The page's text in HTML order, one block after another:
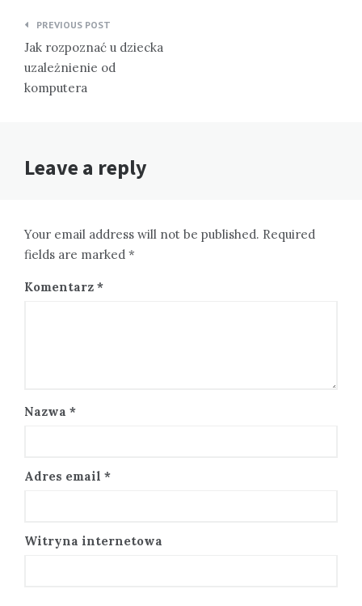
Nawigacja
wpisu
PREVIOUS POST
Jak rozpoznać u dziecka
uzależnienie od
komputera
Leave a reply
Your email address will not be published. Required
fields are marked *
Komentarz *
Nazwa *
Adres email *
Witryna internetowa